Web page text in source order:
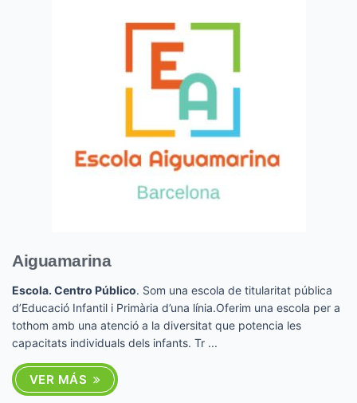
Aiguamarina
Escola. Centro Público. Som una escola de titularitat pública
d’Educació Infantil i Primària d’una línia.Oferim una escola per a
tothom amb una atenció a la diversitat que potencia les
capacitats individuals dels infants. Tr ...
VER MÁS